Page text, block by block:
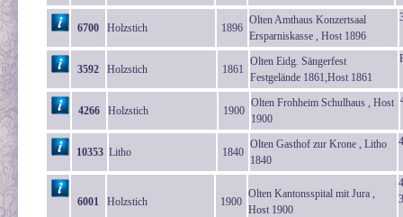
6700 Holzstich 1896
Olten Amthaus Konzertsaal
Ersparniskasse , Host 1896
3592 Holzstich 1861
Olten Eidg. Sängerfest
Festgelände 1861,Host 1861
4266 Holzstich 1900
Olten Frohheim Schulhaus , Host
1900
10353 Litho 1840
Olten Gasthof zur Krone , Litho
1840
6001 Holzstich 1900
Olten Kantonsspital mit Jura ,
Host 1900